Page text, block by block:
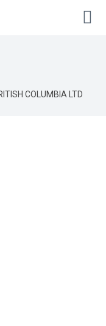
COLUMBIA LTD